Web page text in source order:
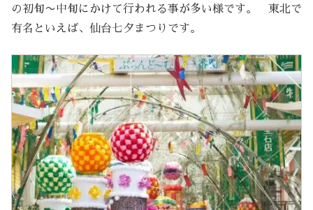
の初旬〜中旬にかけて行われる事が多い様です。 東北で
有名といえば、仙台七夕まつりです。